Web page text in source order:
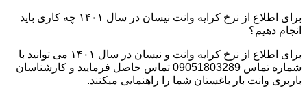
برای اطلاع از نرخ کرایه وانت نیسان در سال ۱۴۰۱ چه کاری باید
انجام دهیم؟
برای اطلاع از نرخ کرایه وانت و نیسان در سال ۱۴۰۱ می توانید با
شماره تماس 09051803289 تماس حاصل فرمایید و کارشناسان
باربری وانت بار باغستان شما را راهنمایی میکنند.